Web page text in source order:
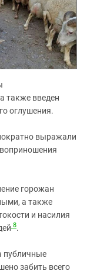
также введен
оглушения.
выражали
горожан
а также
и насилия
8.
публичные
забить всего